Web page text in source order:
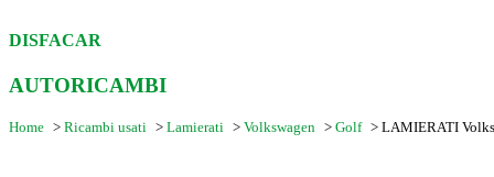
DISFACAR
AUTORICAMBI
Home > Ricambi usati > Lamierati > Volkswagen > Golf > LAMIERATI